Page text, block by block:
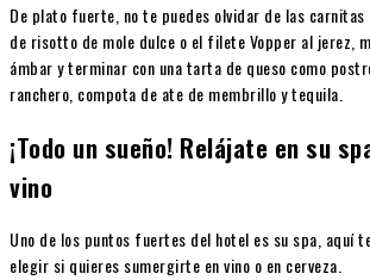
De plato fuerte, no te puedes olvidar de las carnitas
de risotto de mole dulce o el filete Vopper al jerez,
ámbar y terminar con una tarta de queso como
ranchero, compota de ate de membrillo y tequila.
¡Todo un sueño! Relájate en su
vino
Uno de los puntos fuertes del hotel es su spa, aquí
elegir si quieres sumergirte en vino o en cerveza.